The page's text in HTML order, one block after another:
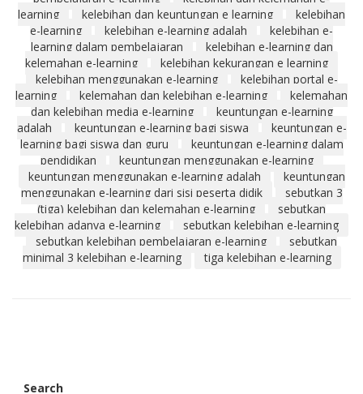
learning
kelebihan dan keuntungan e learning
kelebihan
e-learning
kelebihan e-learning adalah
kelebihan e-
learning dalam pembelajaran
kelebihan e-learning dan
kelemahan e-learning
kelebihan kekurangan e learning
kelebihan menggunakan e-learning
kelebihan portal e-
learning
kelemahan dan kelebihan e-learning
kelemahan
dan kelebihan media e-learning
keuntungan e-learning
adalah
keuntungan e-learning bagi siswa
keuntungan e-
learning bagi siswa dan guru
keuntungan e-learning dalam
pendidikan
keuntungan menggunakan e-learning
keuntungan menggunakan e-learning adalah
keuntungan
menggunakan e-learning dari sisi peserta didik
sebutkan 3
(tiga) kelebihan dan kelemahan e-learning
sebutkan
kelebihan adanya e-learning
sebutkan kelebihan e-learning
sebutkan kelebihan pembelajaran e-learning
sebutkan
minimal 3 kelebihan e-learning
tiga kelebihan e-learning
Search